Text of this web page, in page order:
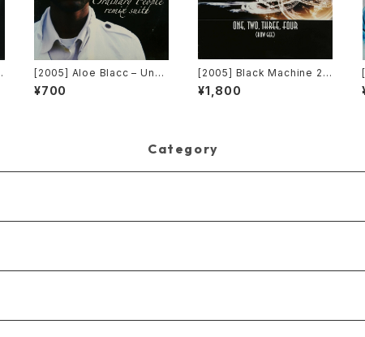
[2005] Aloe Blacc – Und
erClover Presents Ordin
ary People Remix Suite
¥700
[2005] Black Machine 20
05 – One, Two, Three, F
our (How Gee) [PLM Rec
¥1,800
Category